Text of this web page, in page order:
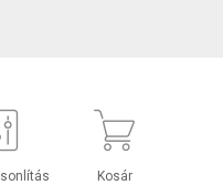
Kosár